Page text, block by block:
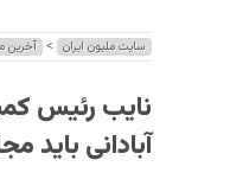
سایت ملیون ایران > آخرین
نایب‌ رئیس
آبادانی باید